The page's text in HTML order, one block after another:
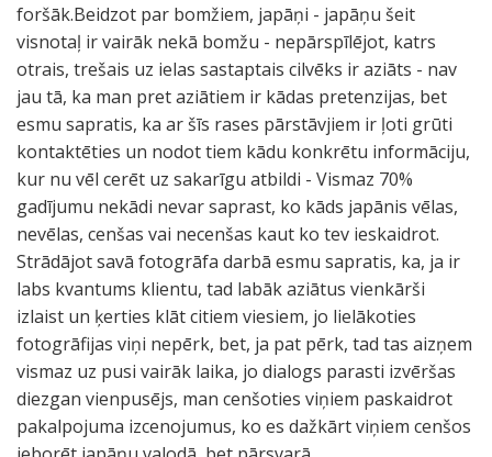
foršāk.Beidzot par bomžiem, japāņi - japāņu šeit
visnotaļ ir vairāk nekā bomžu - nepārspīlējot, katrs
otrais, trešais uz ielas sastaptais cilvēks ir aziāts - nav
jau tā, ka man pret aziātiem ir kādas pretenzijas, bet
esmu sapratis, ka ar šīs rases pārstāvjiem ir ļoti grūti
kontaktēties un nodot tiem kādu konkrētu informāciju,
kur nu vēl cerēt uz sakarīgu atbildi - Vismaz 70%
gadījumu nekādi nevar saprast, ko kāds japānis vēlas,
nevēlas, cenšas vai necenšas kaut ko tev ieskaidrot.
Strādājot savā fotogrāfa darbā esmu sapratis, ka, ja ir
labs kvantums klientu, tad labāk aziātus vienkārši
izlaist un ķerties klāt citiem viesiem, jo lielākoties
fotogrāfijas viņi nepērk, bet, ja pat pērk, tad tas aizņem
vismaz uz pusi vairāk laika, jo dialogs parasti izvēršas
diezgan vienpusējs, man cenšoties viņiem paskaidrot
pakalpojuma izcenojumus, ko es dažkārt viņiem cenšos